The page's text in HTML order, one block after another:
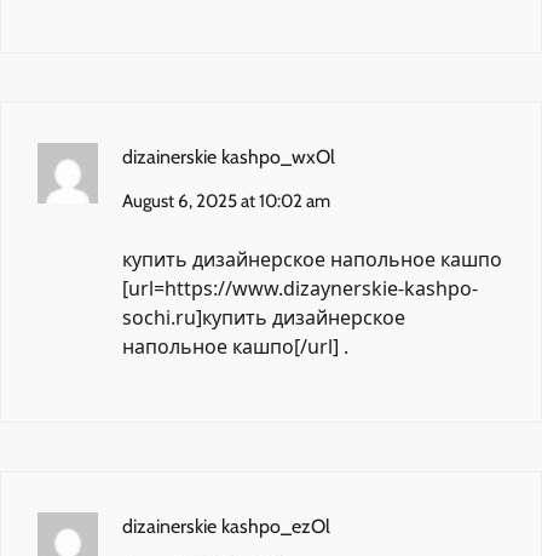
dizainerskie kashpo_wxOl
August 6, 2025 at 10:02 am
купить дизайнерское напольное кашпо
[url=https://www.dizaynerskie-kashpo-
sochi.ru]купить дизайнерское
напольное кашпо[/url] .
dizainerskie kashpo_ezOl